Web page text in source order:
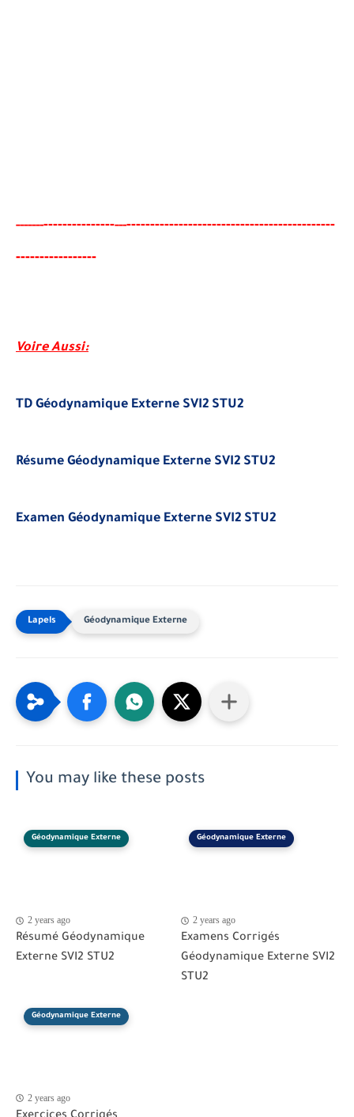
---------------------------------------------------------------------
-----------------
Voire Aussi:
TD Géodynamique Externe SVI2 STU2
Résume Géodynamique Externe SVI2 STU2
Examen Géodynamique Externe SVI2 STU2
Géodynamique Externe
You may like these posts
Géodynamique Externe
2 years ago
Résumé Géodynamique
Externe SVI2 STU2
Géodynamique Externe
2 years ago
Examens Corrigés
Géodynamique Externe SVI2
STU2
Géodynamique Externe
2 years ago